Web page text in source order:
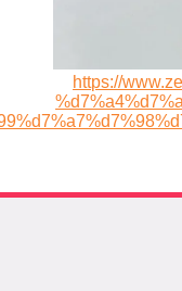
https://